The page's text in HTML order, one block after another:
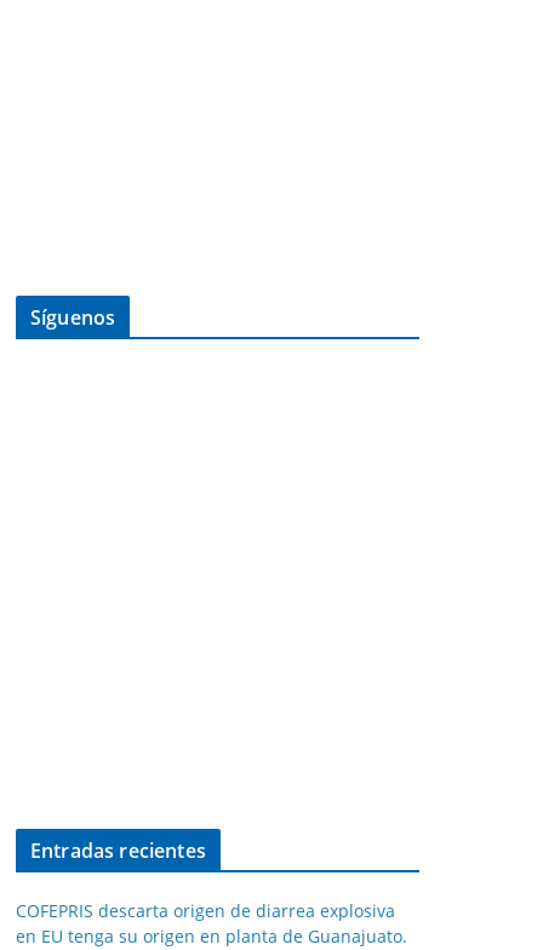
Síguenos
Entradas recientes
COFEPRIS descarta origen de diarrea explosiva
en EU tenga su origen en planta de Guanajuato.